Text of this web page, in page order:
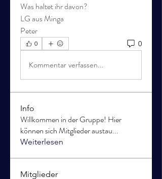
Was haltet ihr davon?
LG aus Minga
Peter
0 0
Kommentar verfassen...
Info
Willkommen in der Gruppe! Hier
können sich Mitglieder austau...
Weiterlesen
Mitglieder